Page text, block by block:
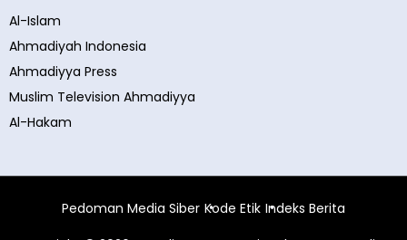
Al-Islam
Ahmadiyah Indonesia
Ahmadiyya Press
Muslim Television Ahmadiyya
Al-Hakam
Pedoman Media Siber Kode Etik Indeks Berita